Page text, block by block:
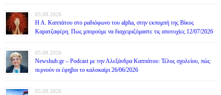
05.08.2026
Η Α. Καππάτου στο ραδιόφωνο του alpha, στην εκπομπή της Βίκυς
Καρατζαφέρη. Πως μπορούμε να διαχειριζόμαστε τις αποτυχίες 12/07/2026
05.08.2026
Newshub.gr – Podcast με την Αλεξάνδρα Καππάτου: Τέλος σχολείου, πώς
περνούν οι έφηβοι το καλοκαίρι 26/06/2026
05.08.2026